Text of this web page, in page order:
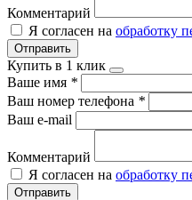
Комментарий
Я согласен на обработку
Отправить
Купить в 1 клик
Ваше имя *
Ваш номер телефона *
Ваш e-mail
Комментарий
Я согласен на обработку
Отправить